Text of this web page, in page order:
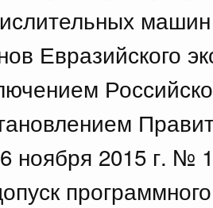
машин
Евразийского
ноября 2015 г. №